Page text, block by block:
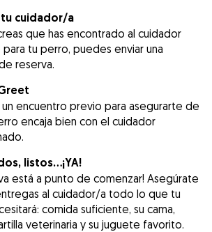
tu cuidador/a
que has encontrado al cuidador
tu perro, puedes enviar una
reserva.
un encuentro previo para asegurarte de
encaja bien con el cuidador
listos...¡YA!
está a punto de comenzar! Asegúrate
al cuidador/a todo lo que tu
comida suficiente, su cama,
veterinaria y su juguete favorito.